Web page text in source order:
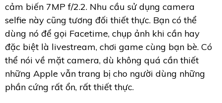
cảm biến 7MP f/2.2. Nhu cầu sử dụng camera
selfie này cũng tương đối thiết thực. Bạn có thể
dùng nó để gọi Facetime, chụp ảnh khi cần hay
đặc biệt là livestream, chơi game cùng bạn bè. Có
thể nói về mặt camera, dù không quá cần thiết
những Apple vẫn trang bị cho người dùng những
phần cứng rất ổn, rất thiết thực.